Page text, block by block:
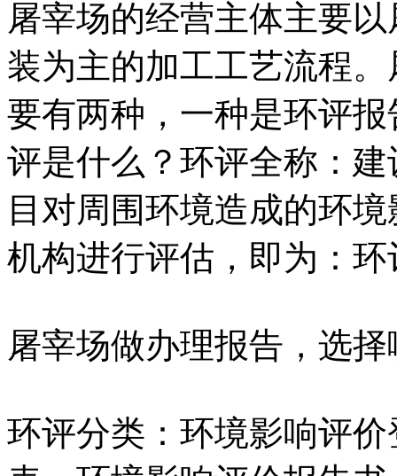
屠宰场的经营主体主要
装为主的加工工艺流程
要有两种，一种是环评
评是什么？环评全称：
目对周围环境造成的环
机构进行评估，即为：环
屠宰场做办理报告，选
环评分类：环境影响评